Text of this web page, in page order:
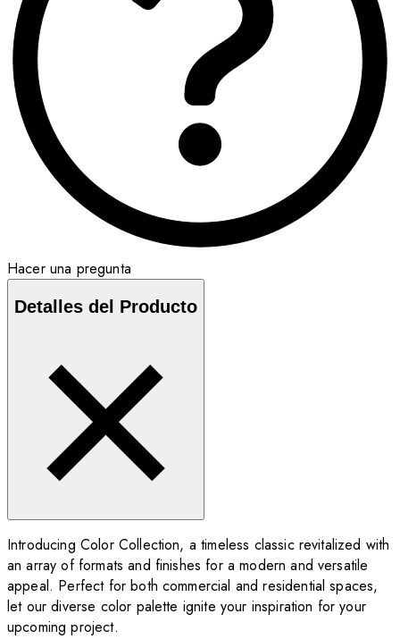
Hacer una pregunta
Detalles del Producto
Introducing Color Collection, a timeless classic revitalized with
an array of formats and finishes for a modern and versatile
appeal. Perfect for both commercial and residential spaces,
let our diverse color palette ignite your inspiration for your
upcoming project.